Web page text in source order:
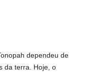
dependeu de
da terra. Hoje, o